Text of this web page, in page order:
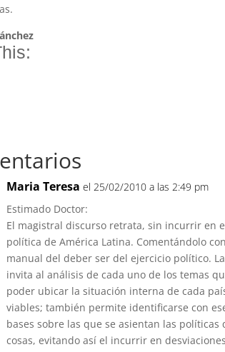
Maria Teresa el 25/02/2010 a las 2:49 pm
Estimado Doctor:
El magistral discurso retrata, sin incurrir en
política de América Latina. Comentándolo
manual del deber ser del ejercicio político.
invita al análisis de cada uno de los temas
poder ubicar la situación interna de cada
viables; también permite identificarse con
bases sobre las que se asientan las
cosas, evitando así el incurrir en